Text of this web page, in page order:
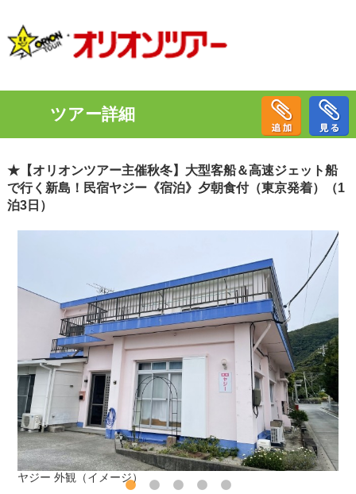
ツアー詳細
★【オリオンツアー主催秋冬】大型客船＆高速ジェット船
で行く新島！民宿ヤジー《宿泊》夕朝食付（東京発着）（1
泊3日）
ヤジー 外観（イメージ）